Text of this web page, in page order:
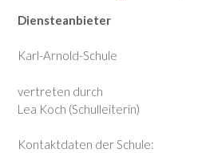
Diensteanbieter
Karl-Arnold-Schule
vertreten durch
Lea Koch (Schulleiterin)
Kontaktdaten der Schule: